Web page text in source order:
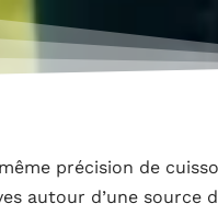
précision de
autour d’une source